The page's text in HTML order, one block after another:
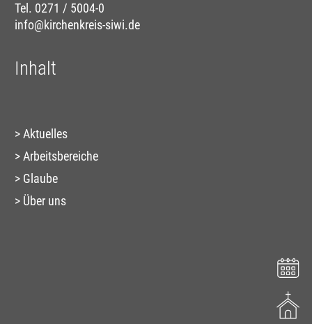
Tel. 0271 / 5004-0
info@kirchenkreis-siwi.de
Inhalt
Aktuelles
Arbeitsbereiche
Glaube
Über uns